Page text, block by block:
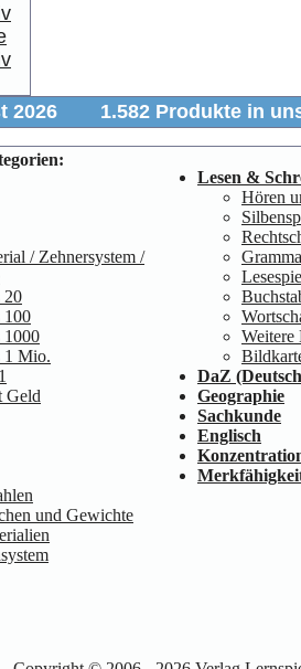
2026
1.582 Produkte in
/ Zehnersystem /
20
100
1000
1 Mio.
Geld
und Gewichte
Lesen &
Hören
Weitere
DaZ
Geographie
Sachkunde
Englisch